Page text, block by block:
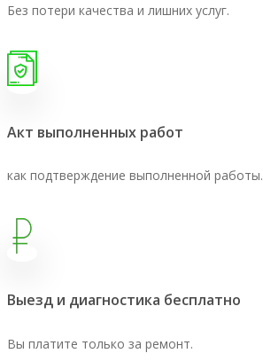
Без потери качества и лишних услуг.
Акт выполненных работ
как подтверждение выполненной работы.
Выезд и диагностика бесплатно
Вы платите только за ремонт.